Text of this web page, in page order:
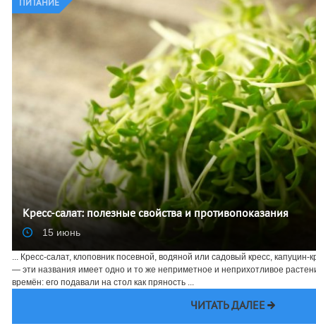
ПИТАНИЕ
Кресс-салат: полезные свойства и противопоказания
15 июнь
... Кресс-салат, клоповник посевной, водяной или садовый кресс, капуцин-
— эти названия имеет одно и то же неприметное и неприхотливое
времён: его подавали на стол как пряность ...
ЧИТАТЬ ДАЛЕЕ